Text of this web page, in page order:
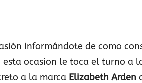
informándote de como
ocasion le toca el turno a
a la marca Elizabeth Arden